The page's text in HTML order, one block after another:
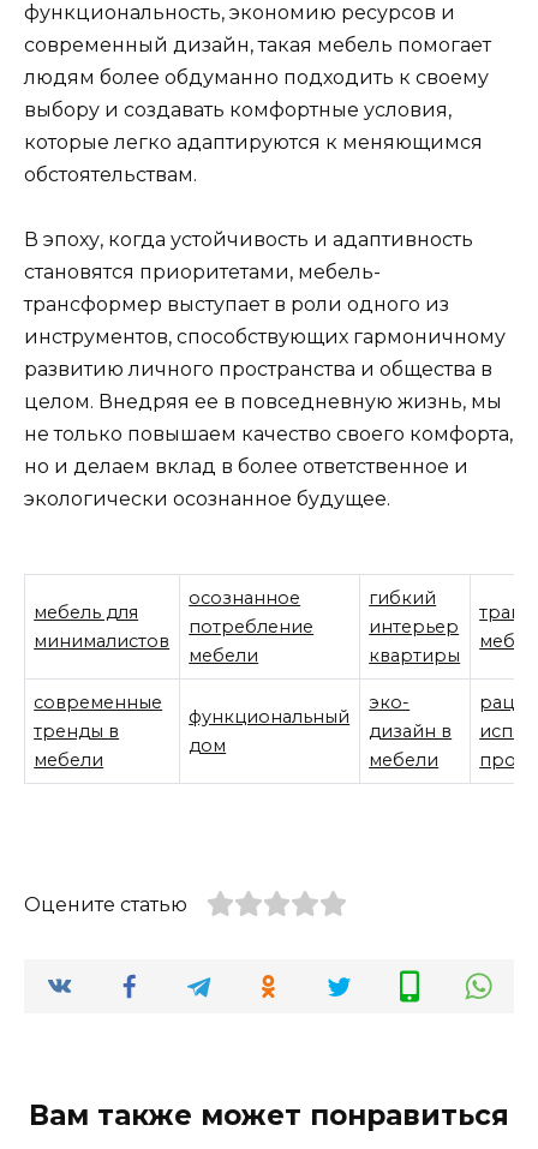
функциональность, экономию ресурсов и
современный дизайн, такая мебель помогает
людям более обдуманно подходить к своему
выбору и создавать комфортные условия,
которые легко адаптируются к меняющимся
обстоятельствам.
В эпоху, когда устойчивость и адаптивность
становятся приоритетами, мебель-
трансформер выступает в роли одного из
инструментов, способствующих гармоничному
развитию личного пространства и общества в
целом. Внедряя ее в повседневную жизнь, мы
не только повышаем качество своего комфорта,
но и делаем вклад в более ответственное и
экологически осознанное будущее.
мебель для
минималистов
осознанное
потребление
мебели
гибкий
интерьер
квартиры
современные
тренды в
мебели
функциональный
дом
эко-
дизайн в
мебели
Оцените статью
Вам также может понравиться